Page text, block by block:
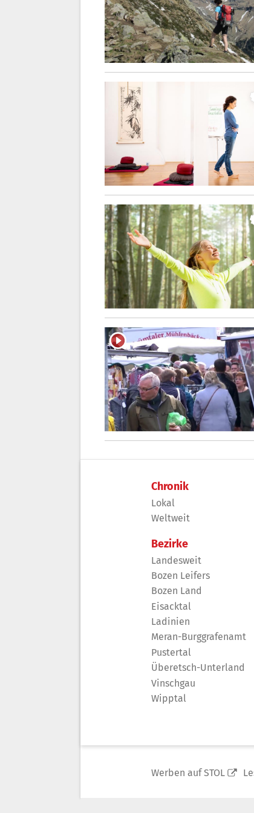
Chronik
Lokal
Weltweit
Bezirke
Landesweit
Bozen Leifers
Bozen Land
Eisacktal
Ladinien
Meran-Burggrafenamt
Pustertal
Überetsch-Unterland
Vinschgau
Wipptal
Werben auf STOL